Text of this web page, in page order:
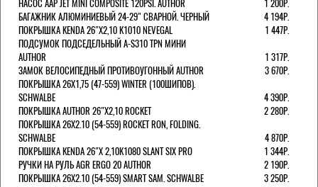
НАСОС AAP JET MINI COMPOSITE 120PSI. AUTHOR
1 200Р.
БАГАЖНИК АЛЮМИНИЕВЫЙ 24-29" СВАРНОЙ. ЧЕРНЫЙ
4 194Р.
ПОКРЫШКА KENDA 26"Х2,10 K1010 NEVEGAL
1 447Р.
ПОДСУМОК ПОДСЕДЕЛЬНЫЙ A-S310 TPN МИНИ
AUTHOR
1 317Р.
ЗАМОК ВЕЛОСИПЕДНЫЙ ПРОТИВОУГОННЫЙ AUTHOR
3 670Р.
ПОКРЫШКА 26X1,75 (47-559) WINTER (100ШИПОВ).
SCHWALBE
4 390Р.
ПОКРЫШКА AUTHOR 26"Х2,10 ROCKET
2 280Р.
ПОКРЫШКА 26X2.10 (54-559) ROCKET RON, FOLDING.
SCHWALBE
4 870Р.
ПОКРЫШКА KENDA 26"Х 2,10K1080 SLANT SIX PRO
1 344Р.
РУЧКИ НА РУЛЬ AGR ERGO 20 AUTHOR
2 190Р.
ПОКРЫШКА 26X2.10 (54-559) SMART SAM. SCHWALBE
3 250Р.